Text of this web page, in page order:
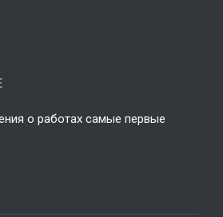
о работах самые первые